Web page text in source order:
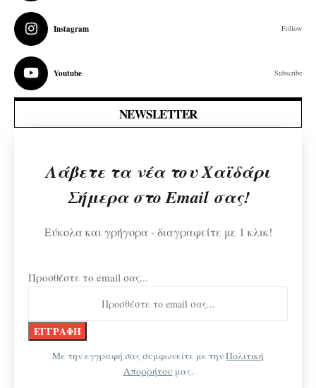
Instagram Follow
Youtube Subscribe
NEWSLETTER
Λάβετε τα νέα του Χαϊδάρι
Σήμερα στο Email σας!
Εύκολα και γρήγορα - διαγραφείτε με 1 κλικ!
Προσθέστε το email σας...
Με την εγγραφή σας συμφωνείτε με τηνΠολιτική
Απορρήτου μας.